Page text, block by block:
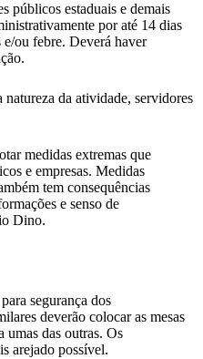
públicos estaduais e demais
por até 14 dias
e/ou febre. Deverá haver
natureza da atividade, servidores
medidas extremas que
e empresas. Medidas
tem consequências
e senso de
Dino.
segurança dos
deverão colocar as mesas
umas das outras. Os
arejado possível.